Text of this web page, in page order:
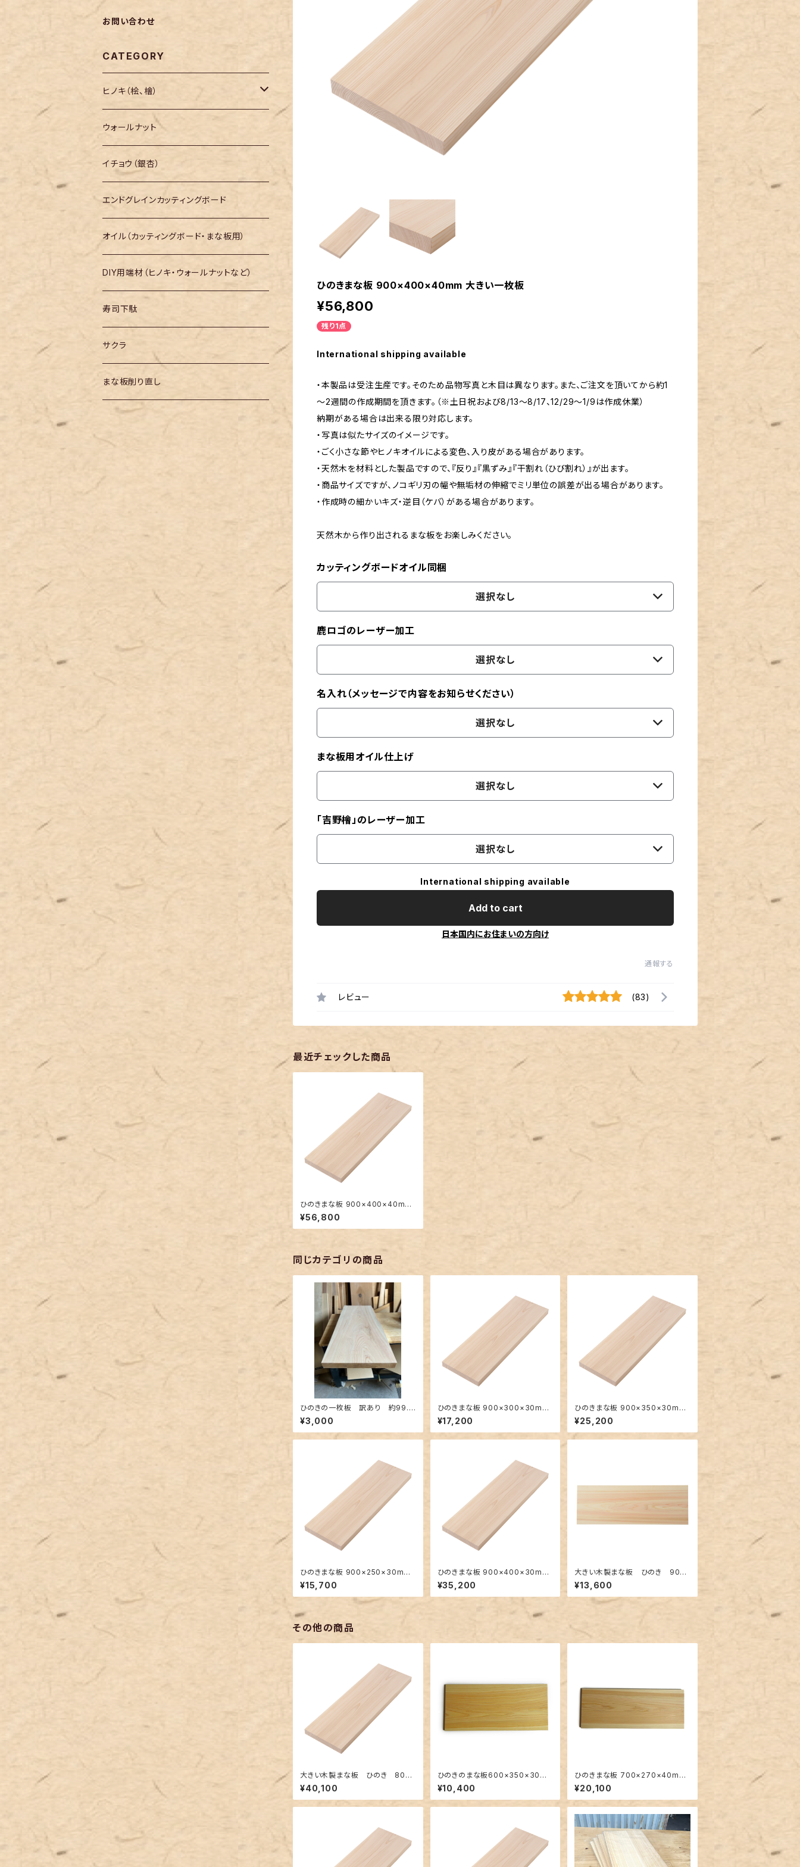
ひのきまな板 900×400×40mm 大きい一枚板
¥56,800
残り1点
International shipping available
・本製品は受注生産です。そのため品物写真と木目は異なります。また、ご注文を頂いてから約1
～2週間の作成期間を頂きます。（※土日祝および8/13～8/17、12/29～1/9は作成休業）
納期がある場合は出来る限り対応します。
・写真は似たサイズのイメージです。
・ごく小さな節やヒノキオイルによる変色、入り皮がある場合があります。
・天然木を材料とした製品ですので、『反り』『黒ずみ』『干割れ（ひび割れ）』が出ます。
・商品サイズですが、ノコギリ刃の幅や無垢材の伸縮でミリ単位の誤差が出る場合があります。
・作成時の細かいキズ・逆目（ケバ）がある場合があります。
天然木から作り出されるまな板をお楽しみください。
カッティングボードオイル同梱
選択なし
鹿ロゴのレーザー加工
選択なし
名入れ（メッセージで内容をお知らせください）
選択なし
まな板用オイル仕上げ
選択なし
「吉野檜」のレーザー加工
選択なし
International shipping available
Add to cart
日本国内にお住まいの方向け
通報する
レビュー (83)
最近チェックした商品
ひのきまな板 900×400×40mm
大きい一枚板
¥56,800
同じカテゴリの商品
ひのきの一枚板 訳あり 約99.5
×43×5cm
¥3,000
ひのきまな板 900×300×30mm
大きい一枚板
¥17,200
ひのきまな板 900×350×30mm
大きい一枚板
¥25,200
ひのきまな板 900×250×30mm
大きい一枚板
¥15,700
ひのきまな板 900×400×30mm
大きい一枚板
¥35,200
大きい木製まな板 ひのき 900×
300×30mm 裏に節あり 一枚
板
¥13,600
その他の商品
大きい木製まな板 ひのき 800×
400×40mm 裏に節あり 一枚
板
¥40,100
ひのきのまな板600×350×30m
m裏に節あり一枚板
¥10,400
ひのきまな板 700×270×40mm
一枚板
¥20,100
お問い合わせ
CATEGORY
ヒノキ（桧、檜）
長さ200mm～
長さ300mm～
長さ400mm～
長さ500mm～
長さ600mm～
長さ700mm～
長さ800mm～
長さ900mm～
ウォールナット
イチョウ（銀杏）
エンドグレインカッティングボード
オイル（カッティングボード・まな板用）
DIY用端材（ヒノキ・ウォールナットなど）
寿司下駄
サクラ
まな板削り直し